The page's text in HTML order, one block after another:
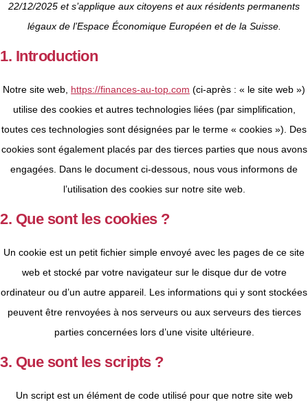
22/12/2025 et s’applique aux citoyens et aux résidents permanents
légaux de l’Espace Économique Européen et de la Suisse.
1. Introduction
Notre site web, https://finances-au-top.com (ci-après : « le site web »)
utilise des cookies et autres technologies liées (par simplification,
toutes ces technologies sont désignées par le terme « cookies »). Des
cookies sont également placés par des tierces parties que nous avons
engagées. Dans le document ci-dessous, nous vous informons de
l’utilisation des cookies sur notre site web.
2. Que sont les cookies ?
Un cookie est un petit fichier simple envoyé avec les pages de ce site
web et stocké par votre navigateur sur le disque dur de votre
ordinateur ou d’un autre appareil. Les informations qui y sont stockées
peuvent être renvoyées à nos serveurs ou aux serveurs des tierces
parties concernées lors d’une visite ultérieure.
3. Que sont les scripts ?
Un script est un élément de code utilisé pour que notre site web